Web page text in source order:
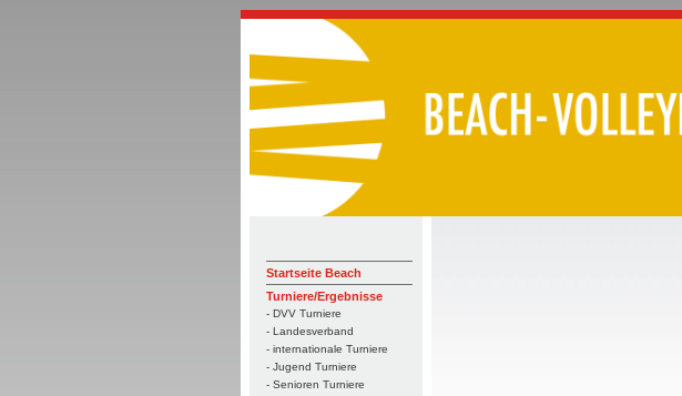
Startseite Beach
Turniere/Ergebnisse
- DVV Turniere
- Landesverband
- internationale Turniere
- Jugend Turniere
- Senioren Turniere